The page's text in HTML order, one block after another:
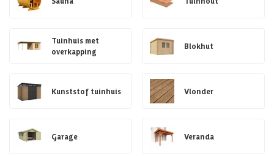
Tuinhuis met
overkapping
Blokhut
Kunststof tuinhuis Vlonder
Garage Veranda